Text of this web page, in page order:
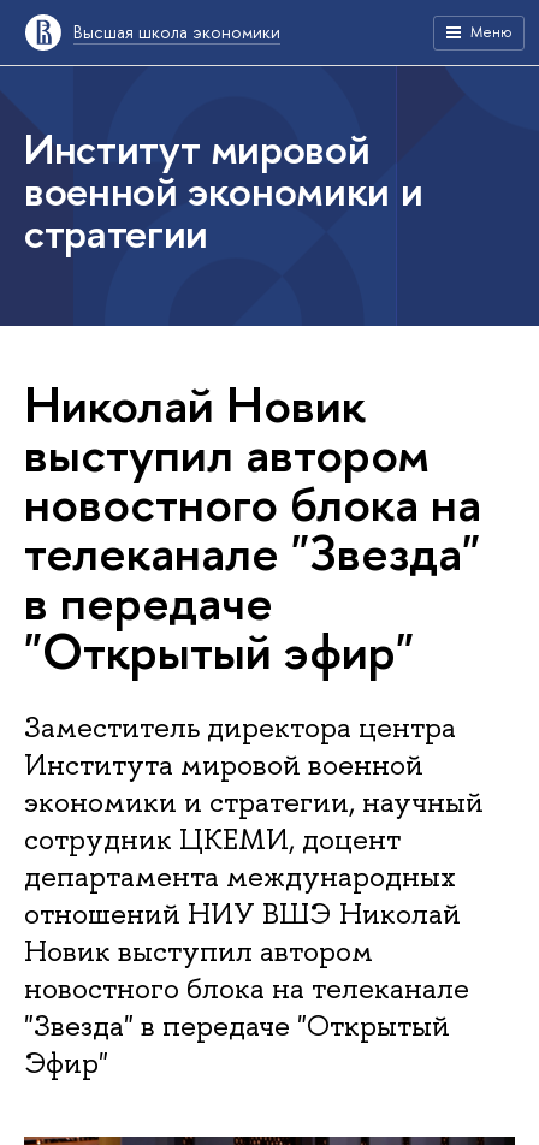
Высшая школа экономики Меню
Институт мировой
военной экономики и
стратегии
Николай Новик
выступил автором
новостного блока на
телеканале "Звезда"
в передаче
"Открытый эфир"
Заместитель директора центра
Института мировой военной
экономики и стратегии, научный
сотрудник ЦКЕМИ, доцент
департамента международных
отношений НИУ ВШЭ Николай
Новик выступил автором
новостного блока на телеканале
"Звезда" в передаче "Открытый
Эфир"